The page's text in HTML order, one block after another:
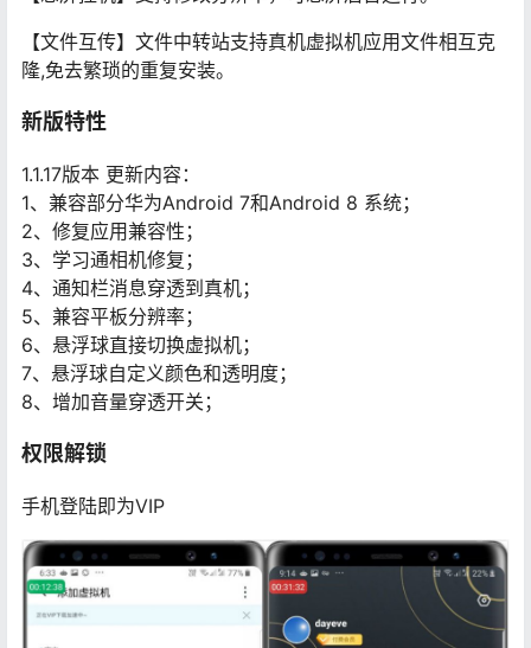
【文件互传】文件中转站支持真机虚拟机应用文件相互克
隆,免去繁琐的重复安装。
新版特性
1.1.17版本 更新内容：
1、兼容部分华为Android 7和Android 8 系统；
2、修复应用兼容性；
3、学习通相机修复；
4、通知栏消息穿透到真机；
5、兼容平板分辨率；
6、悬浮球直接切换虚拟机；
7、悬浮球自定义颜色和透明度；
8、增加音量穿透开关；
权限解锁
手机登陆即为VIP